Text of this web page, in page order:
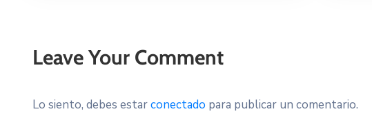
Leave Your Comment
Lo siento, debes estarconectado para publicar un comentario.